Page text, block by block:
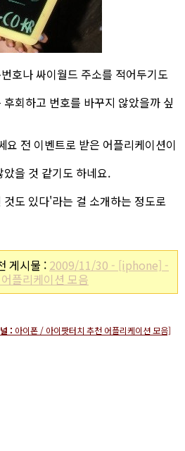
호나 싸이월드 주소를 적어두기도
회하고 번호를 바꾸지 않았을까 싶
요 전 이벤트로 받은 어플리케이션이
을 것 같기도 하네요.
도 있다'라는 걸 소개하는 정도로
게시물 : 2009/11/30 - [iphone] -
플리케이션 모음
: 아이폰 / 아이팟터치 추천 어플리케이션 모음]